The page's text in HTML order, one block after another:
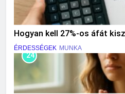
Hogyan kell 27%-os áfát
ÉRDESSÉGEK MUNKA
24